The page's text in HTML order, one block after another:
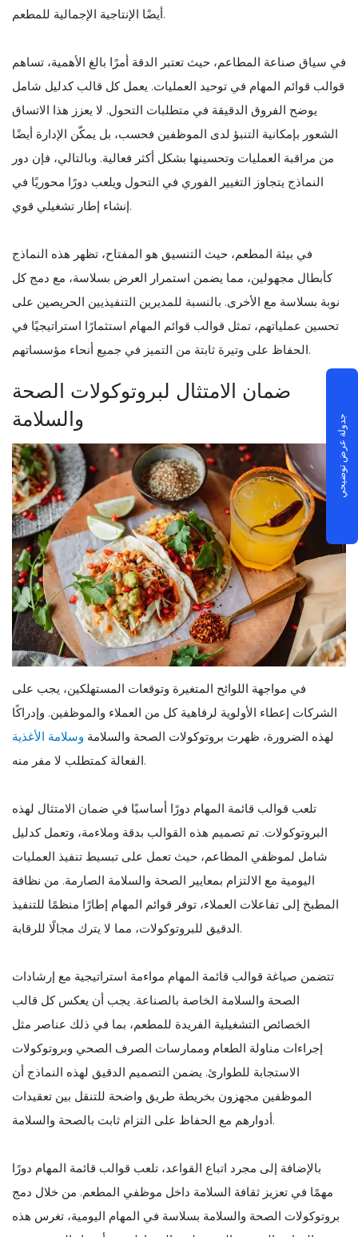
أيضًا الإنتاجية الإجمالية للمطعم.
في سياق صناعة المطاعم، حيث تعتبر الدقة أمرًا بالغ الأهمية، تساهم
قوالب قوائم المهام في توحيد العمليات. يعمل كل قالب كدليل شامل
يوضح الفروق الدقيقة في متطلبات التحول. لا يعزز هذا الاتساق
الشعور بإمكانية التنبؤ لدى الموظفين فحسب، بل يمكّن الإدارة أيضًا
من مراقبة العمليات وتحسينها بشكل أكثر فعالية. وبالتالي، فإن دور
النماذج يتجاوز التغيير الفوري في التحول ويلعب دورًا محوريًا في
إنشاء إطار تشغيلي قوي.
في بيئة المطعم، حيث التنسيق هو المفتاح، تظهر هذه النماذج
كأبطال مجهولين، مما يضمن استمرار العرض بسلاسة، مع دمج كل
نوبة بسلاسة مع الأخرى. بالنسبة للمديرين التنفيذيين الحريصين على
تحسين عملياتهم، تمثل قوالب قوائم المهام استثمارًا استراتيجيًا في
الحفاظ على وتيرة ثابتة من التميز في جميع أنحاء مؤسساتهم.
ضمان الامتثال لبروتوكولات الصحة
والسلامة
في مواجهة اللوائح المتغيرة وتوقعات المستهلكين، يجب على
الشركات إعطاء الأولوية لرفاهية كل من العملاء والموظفين. وإدراكًا
لهذه الضرورة، ظهرت بروتوكولات الصحة والسلامة وسلامة الأغذية
الفعالة كمتطلب لا مفر منه.
تلعب قوالب قائمة المهام دورًا أساسيًا في ضمان الامتثال لهذه
البروتوكولات. تم تصميم هذه القوالب بدقة وملاءمة، وتعمل كدليل
شامل لموظفي المطاعم، حيث تعمل على تبسيط تنفيذ العمليات
اليومية مع الالتزام بمعايير الصحة والسلامة الصارمة. من نظافة
المطبخ إلى تفاعلات العملاء، توفر قوائم المهام إطارًا منظمًا للتنفيذ
الدقيق للبروتوكولات، مما لا يترك مجالًا للرقابة.
تتضمن صياغة قوالب قائمة المهام مواءمة استراتيجية مع إرشادات
الصحة والسلامة الخاصة بالصناعة. يجب أن يعكس كل قالب
الخصائص التشغيلية الفريدة للمطعم، بما في ذلك عناصر مثل
إجراءات مناولة الطعام وممارسات الصرف الصحي وبروتوكولات
الاستجابة للطوارئ. يضمن التصميم الدقيق لهذه النماذج أن
الموظفين مجهزون بخريطة طريق واضحة للتنقل بين تعقيدات
أدوارهم مع الحفاظ على التزام ثابت بالصحة والسلامة.
بالإضافة إلى مجرد اتباع القواعد، تلعب قوالب قائمة المهام دورًا
مهمًا في تعزيز ثقافة السلامة داخل موظفي المطعم. من خلال دمج
بروتوكولات الصحة والسلامة بسلاسة في المهام اليومية، تغرس هذه
جدولة عرض توضيحي